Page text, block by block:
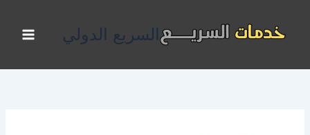
المحتوى
السريع الدولي